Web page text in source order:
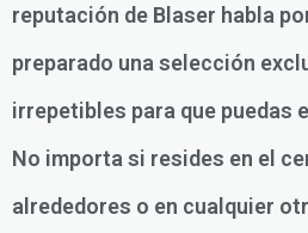
reputación de Blaser habla
preparado una selección
irrepetibles para que puedas
No importa si resides en el
alrededores o en cualquier